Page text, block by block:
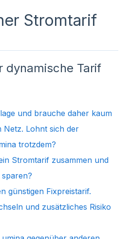
Stromtarif
dynamische Tarif
und brauche daher kaum
Netz. Lohnt sich der
trotzdem?
Stromtarif zusammen und
günstigen Fixpreistarif.
und zusätzliches Risiko